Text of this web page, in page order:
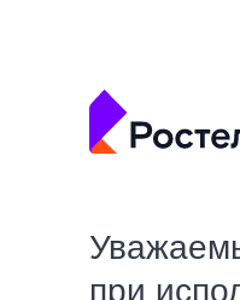
при